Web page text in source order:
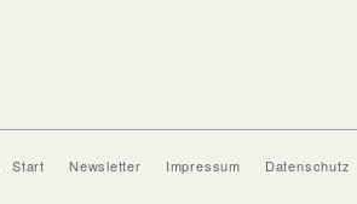
Start Newsletter Impressum Datenschutz